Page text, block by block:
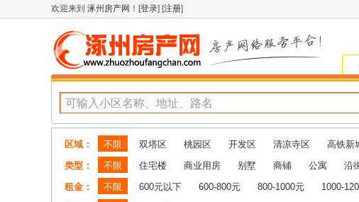
欢迎来到 涿州房产网 ！[登录] [注册]
区域： 不限 双塔区 桃园区 开发区 清凉寺区 高铁新
类型：
不限 住宅楼 商业用房 别墅 商铺 公寓 沿
租金：
不限 600元以下 600-800元 800-1000元 1000-